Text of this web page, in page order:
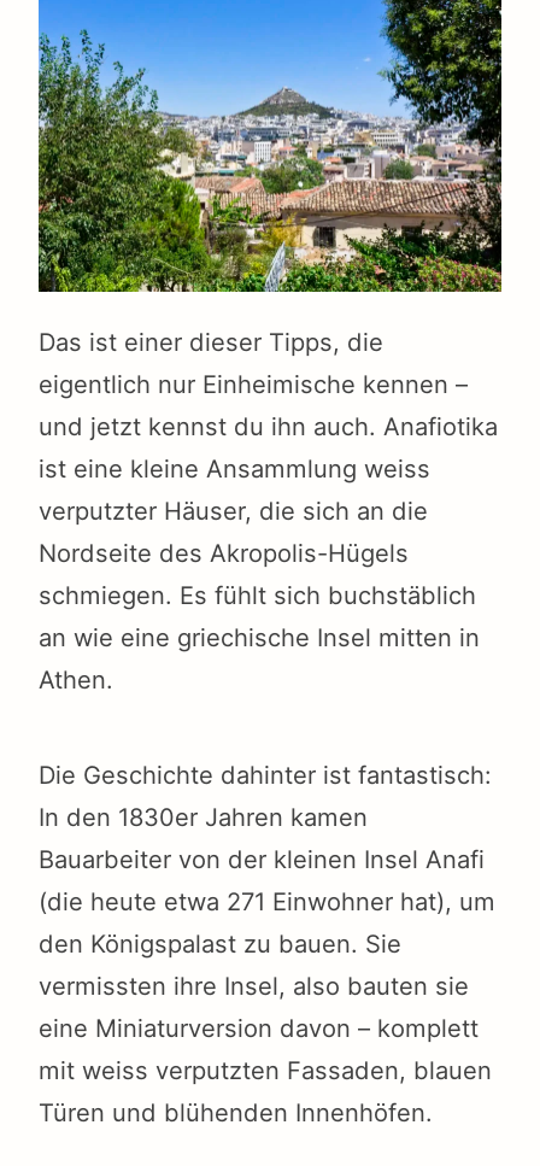
Das ist einer dieser Tipps, die
eigentlich nur Einheimische kennen –
und jetzt kennst du ihn auch. Anafiotika
ist eine kleine Ansammlung weiss
verputzter Häuser, die sich an die
Nordseite des Akropolis-Hügels
schmiegen. Es fühlt sich buchstäblich
an wie eine griechische Insel mitten in
Athen.
Die Geschichte dahinter ist fantastisch:
In den 1830er Jahren kamen
Bauarbeiter von der kleinen Insel Anafi
(die heute etwa 271 Einwohner hat), um
den Königspalast zu bauen. Sie
vermissten ihre Insel, also bauten sie
eine Miniaturversion davon – komplett
mit weiss verputzten Fassaden, blauen
Türen und blühenden Innenhöfen.